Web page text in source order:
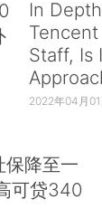
In
Staff, Is
2022年04月01
保降至一
可贷340